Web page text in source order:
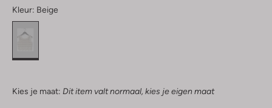
Kleur: Beige
Kies je maat: Dit item valt normaal, kies je eigen maat